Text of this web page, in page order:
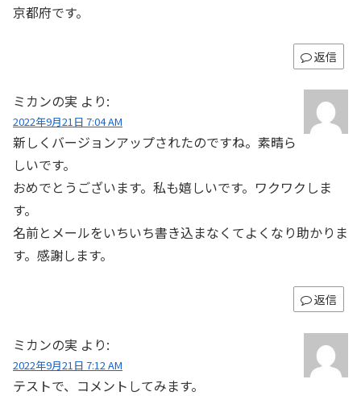
京都府です。
返信
ミカンの実 より:
2022年9月21日 7:04 AM
新しくバージョンアップされたのですね。素晴ら
しいです。
おめでとうございます。私も嬉しいです。ワクワクしま
す。
名前とメールをいちいち書き込まなくてよくなり助かりま
す。感謝します。
返信
ミカンの実 より:
2022年9月21日 7:12 AM
テストで、コメントしてみます。